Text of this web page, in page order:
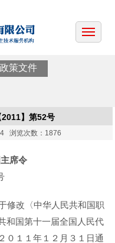
政策文件
】第52号
浏览次数：1876
席令
修改〈中华人民共和国职
和国第十一届全国人民代
０１１年１２月３１日通